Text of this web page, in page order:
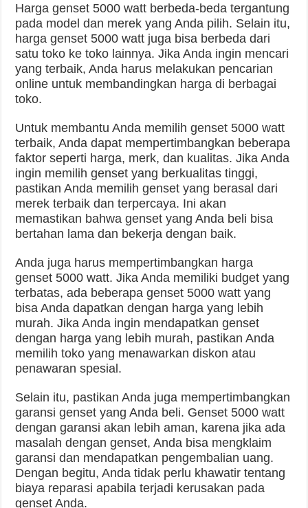
Harga genset 5000 watt berbeda-beda tergantung
pada model dan merek yang Anda pilih. Selain itu,
harga genset 5000 watt juga bisa berbeda dari
satu toko ke toko lainnya. Jika Anda ingin mencari
yang terbaik, Anda harus melakukan pencarian
online untuk membandingkan harga di berbagai
toko.
Untuk membantu Anda memilih genset 5000 watt
terbaik, Anda dapat mempertimbangkan beberapa
faktor seperti harga, merk, dan kualitas. Jika Anda
ingin memilih genset yang berkualitas tinggi,
pastikan Anda memilih genset yang berasal dari
merek terbaik dan terpercaya. Ini akan
memastikan bahwa genset yang Anda beli bisa
bertahan lama dan bekerja dengan baik.
Anda juga harus mempertimbangkan harga
genset 5000 watt. Jika Anda memiliki budget yang
terbatas, ada beberapa genset 5000 watt yang
bisa Anda dapatkan dengan harga yang lebih
murah. Jika Anda ingin mendapatkan genset
dengan harga yang lebih murah, pastikan Anda
memilih toko yang menawarkan diskon atau
penawaran spesial.
Selain itu, pastikan Anda juga mempertimbangkan
garansi genset yang Anda beli. Genset 5000 watt
dengan garansi akan lebih aman, karena jika ada
masalah dengan genset, Anda bisa mengklaim
garansi dan mendapatkan pengembalian uang.
Dengan begitu, Anda tidak perlu khawatir tentang
biaya reparasi apabila terjadi kerusakan pada
genset Anda.